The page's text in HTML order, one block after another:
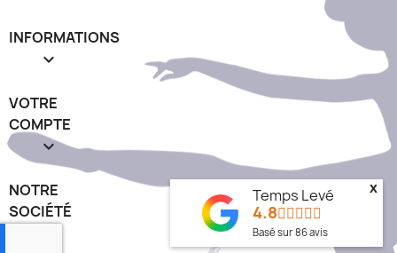
INFORMATIONS

VOTRE
COMPTE

NOTRE
SOCIÉTÉ
Temps Levé
4.8
Basé sur86avis
x